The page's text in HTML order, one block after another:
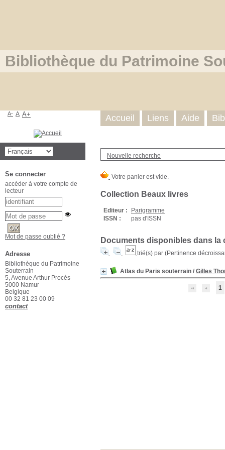
Bibliothèque du Patrimoine
Nouvelle recherche
Collection Beaux livres
Editeur :
Parigramme
ISSN :
pas d'ISSN
Documents disponibles dans la
trié(s) par (Pertinence
Atlas du Paris souterrain / Gilles
1
Accueil Liens Aide
A- A A+
Se connecter
accéder à votre compte de
lecteur
Mot de passe oublié ?
Adresse
Bibliothèque du Patrimoine
Souterrain
5, Avenue Arthur Procès
5000 Namur
Belgique
00 32 81 23 00 09
contact